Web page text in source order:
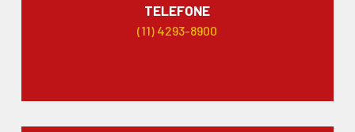
TELEFONE
(11) 4293-8900